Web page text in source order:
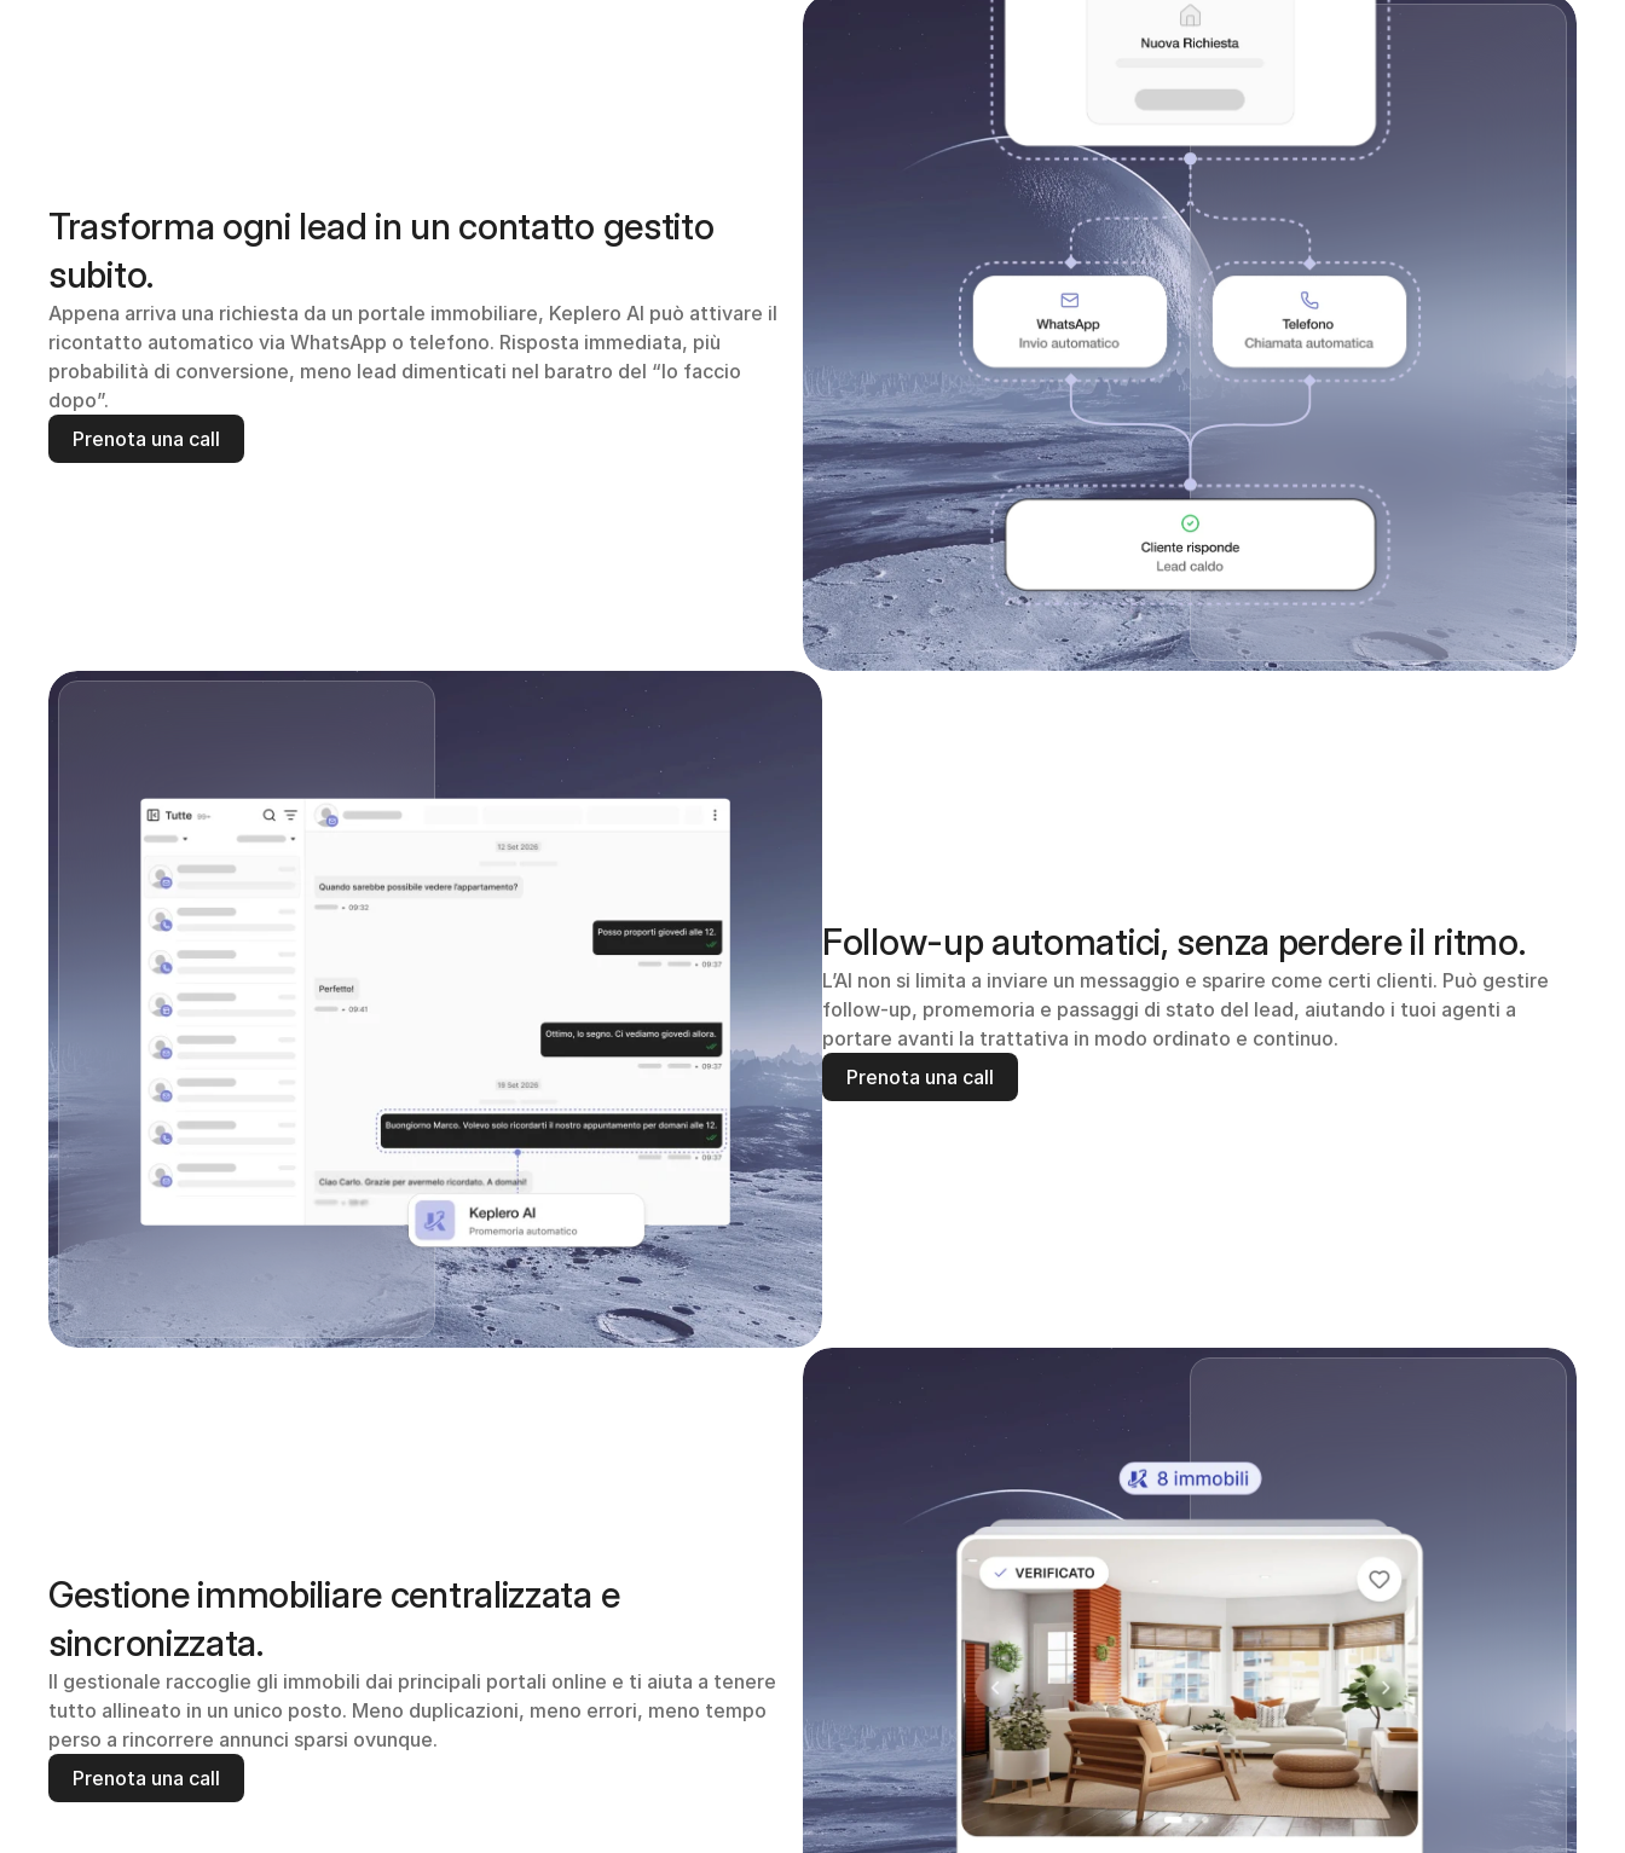
Trasforma ogni lead in un contatto gestito
subito.
Appena arriva una richiesta da un portale immobiliare, Keplero AI può attivare il
ricontatto automatico via WhatsApp o telefono. Risposta immediata, più
probabilità di conversione, meno lead dimenticati nel baratro del “lo faccio
dopo”.
Prenota una call
Follow-up automatici, senza perdere il ritmo.
L’AI non si limita a inviare un messaggio e sparire come certi clienti. Può gestire
follow-up, promemoria e passaggi di stato del lead, aiutando i tuoi agenti a
portare avanti la trattativa in modo ordinato e continuo.
Prenota una call
Gestione immobiliare centralizzata e
sincronizzata.
Il gestionale raccoglie gli immobili dai principali portali online e ti aiuta a tenere
tutto allineato in un unico posto. Meno duplicazioni, meno errori, meno tempo
perso a rincorrere annunci sparsi ovunque.
Prenota una call